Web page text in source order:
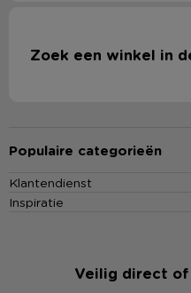
Zoek een winkel in
Populaire categorieën
Klantendienst
Inspiratie
Veilig direct